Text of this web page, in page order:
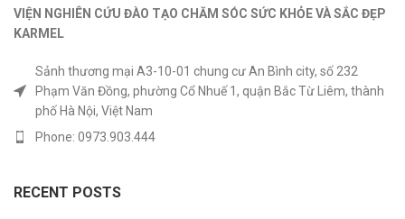
VIỆN NGHIÊN CỨU ĐÀO TẠO CHĂM SÓC SỨC KHỎEVÀSẮC ĐẸP
KARMEL
Sảnh thương mại A3-10-01 chung cư An Bình city, số 232
Phạm Văn Đồng, phường Cổ Nhuế 1, quận Bắc Từ Liêm, thành
phố Hà Nội, Việt Nam
Phone: 0973.903.444
RECENT POSTS